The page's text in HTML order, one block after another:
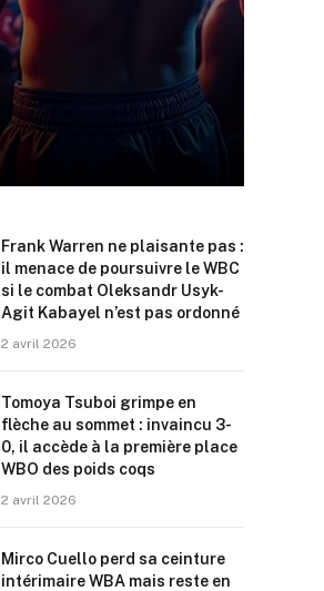
Frank Warren ne plaisante pas :
il menace de poursuivre le WBC
si le combat Oleksandr Usyk-
Agit Kabayel n’est pas ordonné
2 avril 2026
Tomoya Tsuboi grimpe en
flèche au sommet : invaincu 3-
0, il accède à la première place
WBO des poids coqs
2 avril 2026
Mirco Cuello perd sa ceinture
intérimaire WBA mais reste en